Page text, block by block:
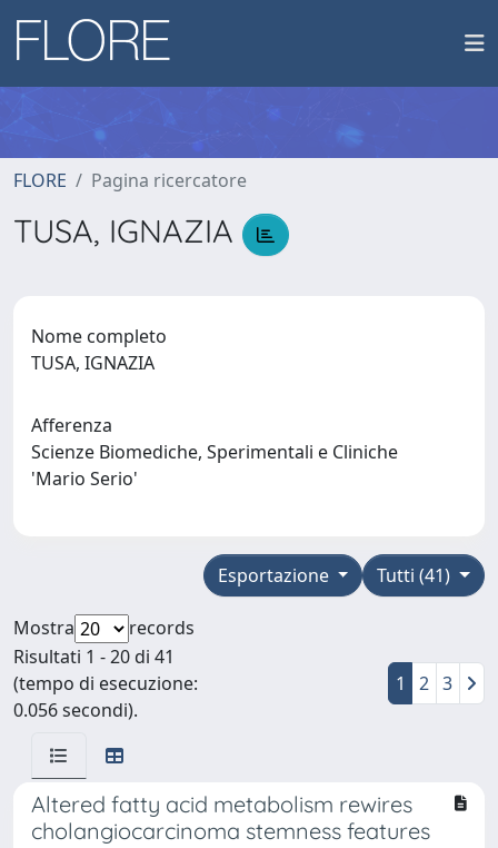
FLORE Pagina ricercatore
TUSA, IGNAZIA
Nome completo
TUSA, IGNAZIA
Afferenza
Scienze Biomediche, Sperimentali e Cliniche
'Mario Serio'
Tutti (41)
Esportazione
Mostra
records
Risultati 1 - 20 di 41
(tempo di esecuzione:
0.056 secondi).
1 2 3
Altered fatty acid metabolism rewires
cholangiocarcinoma stemness features